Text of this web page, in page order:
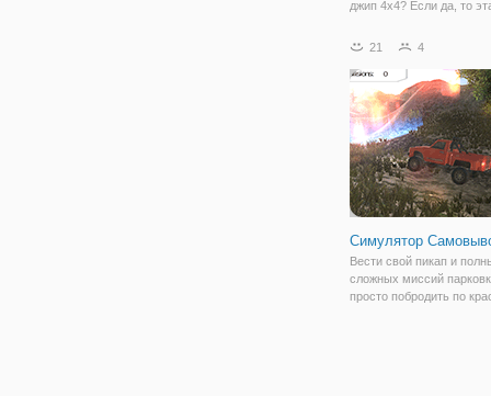
джип 4х4? Если да, то
3Д” позволит вам
джип 4х4 и показать
вас
21 4
Симулятор
Вести свой пикап и
сложных миссий
просто побродить по